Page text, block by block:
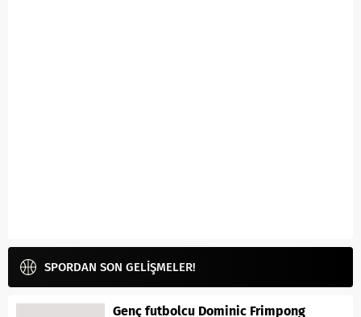
SPORDAN SON GELİŞMELER!
Genç futbolcu Dominic Frimpong